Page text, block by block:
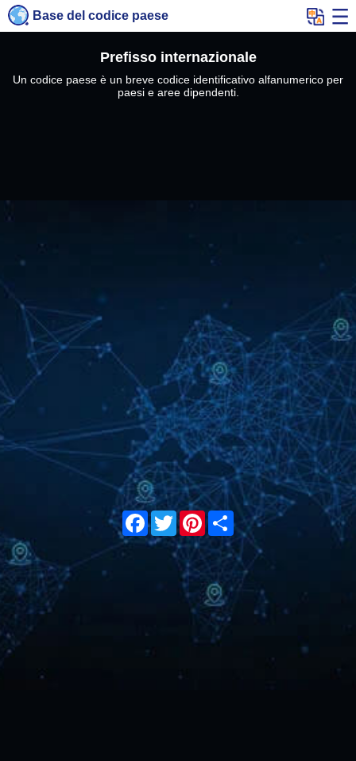
Base del codice paese
Prefisso internazionale
Un codice paese è un breve codice identificativo alfanumerico per
paesi e aree dipendenti.
Facebook
TwitterPinterest
Share